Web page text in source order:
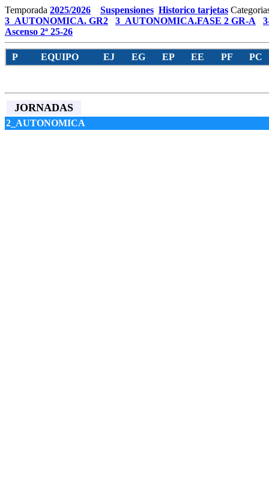
Temporada 2025/2026 Suspensiones Historico tarjetas
3_AUTONOMICA. GR2
3_AUTONOMICA.FASE 2 GR-A
Ascenso 2ª 25-26
P EQUIPO EJ EG EP EE PF PC
JORNADAS
2_AUTONOMICA